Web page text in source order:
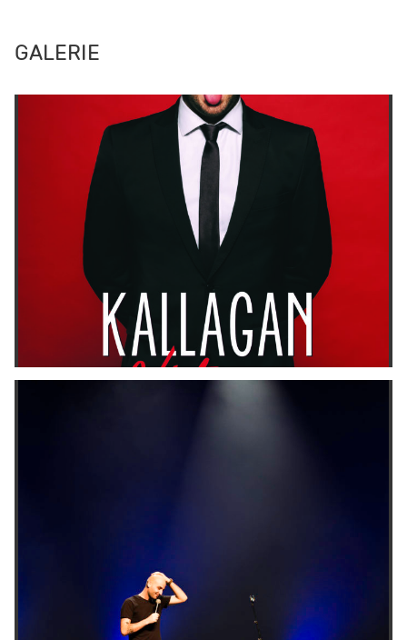
GALERIE